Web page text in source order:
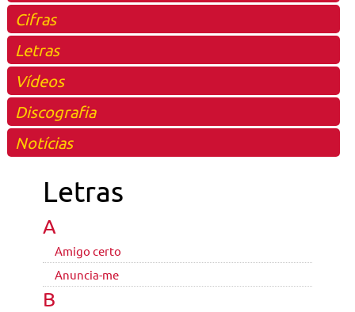
Cifras
Letras
Vídeos
Discografia
Notícias
Letras
A
Amigo certo
Anuncia-me
B